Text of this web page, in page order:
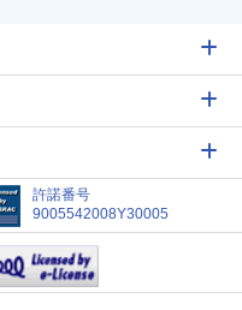
許諾番号
9005542008Y30005